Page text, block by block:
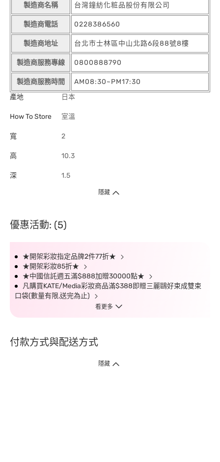
製造商名稱 台灣鐘紡化粧品股份有限公司
製造商電話 0228386560
製造商地址 台北市士林區中山北路6段88號8樓
製造商服務專線 0800888790
製造商服務時間
AM08:30~PM17:30
產地
日本
How To Store 室溫
寬 2
高 10.3
深 1.5
隱藏
優惠活動: (5)
★開架彩妝指定品牌2件77折★
★開架彩妝85折★
★中國信託週五滿$888加贈30000點★
凡購買KATE/Media彩妝商品滿$388即贈三麗鷗好束成雙束
口袋(數量有限,送完為止)
看更多
付款方式與配送方式
隱藏